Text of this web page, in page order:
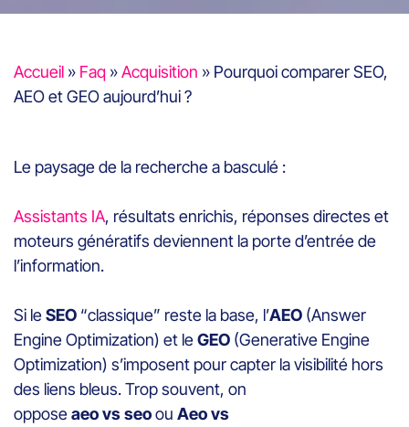
Accueil » Faq »Acquisition » Pourquoi comparer SEO,
AEO et GEO aujourd’hui ?
Le paysage de la recherche a basculé :
Assistants IA, résultats enrichis, réponses directes et
moteurs génératifs deviennent la porte d’entrée de
l’information.
Si leSEO “classique” reste la base, l’AEO (Answer
Engine Optimization) et leGEO (Generative Engine
Optimization) s’imposent pour capter la visibilité hors
des liens bleus. Trop souvent, on
opposeaeo vs seoou Aeo vs